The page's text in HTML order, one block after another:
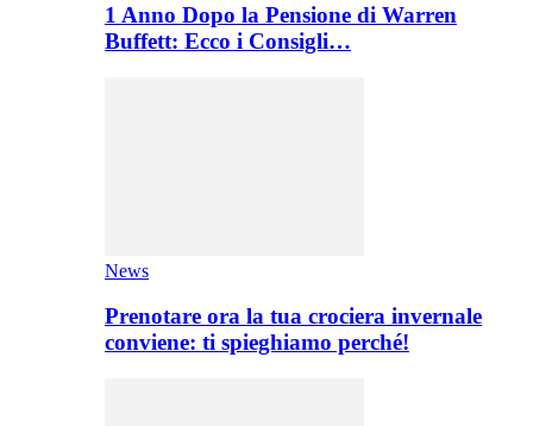
1 Anno Dopo la Pensione di Warren
Buffett: Ecco i Consigli…
News
Prenotare ora la tua crociera invernale
conviene: ti spieghiamo perché!